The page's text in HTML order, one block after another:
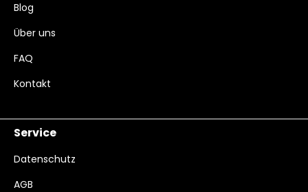
Blog
Über uns
FAQ
Kontakt
Service
Datenschutz
AGB